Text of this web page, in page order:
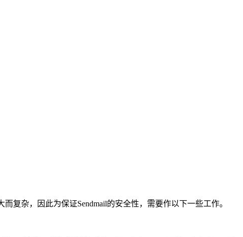
复杂，因此为保证Sendmail的安全性，需要作以下一些工作。